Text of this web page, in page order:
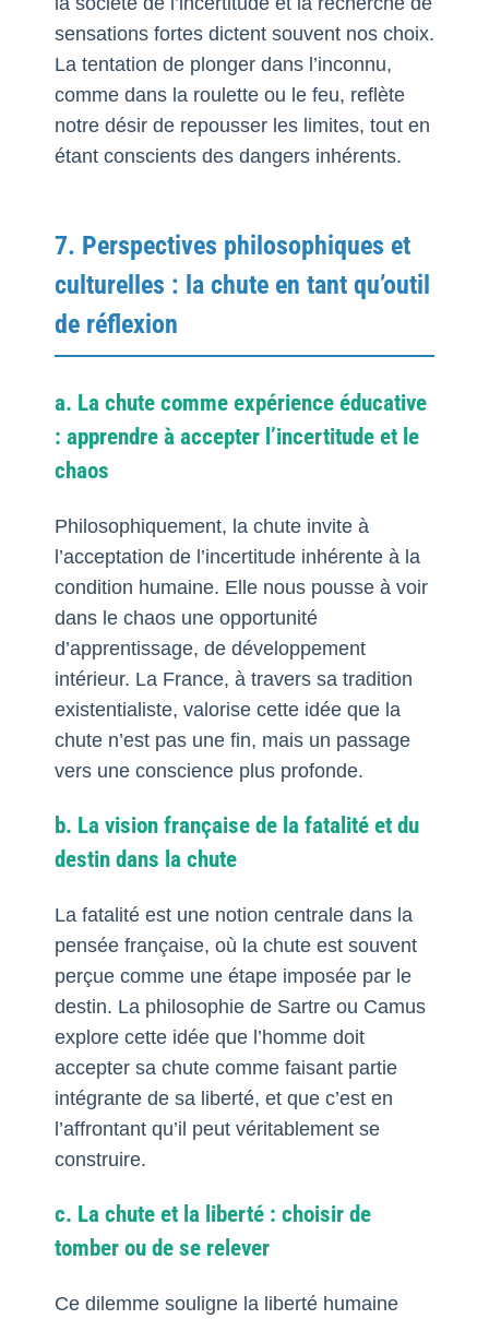
sensations fortes dictent souvent nos choix.
La tentation de plonger dans l’inconnu,
comme dans la roulette ou le feu, reflète
notre désir de repousser les limites, tout en
étant conscients des dangers inhérents.
7. Perspectives philosophiques et
culturelles : la chute en tant qu’outil
de réflexion
a. La chute comme expérience éducative
: apprendre à accepter l’incertitude et le
chaos
Philosophiquement, la chute invite à
l’acceptation de l’incertitude inhérente à la
condition humaine. Elle nous pousse à voir
dans le chaos une opportunité
d’apprentissage, de développement
intérieur. La France, à travers sa tradition
existentialiste, valorise cette idée que la
chute n’est pas une fin, mais un passage
vers une conscience plus profonde.
b. La vision française de la fatalité et du
destin dans la chute
La fatalité est une notion centrale dans la
pensée française, où la chute est souvent
perçue comme une étape imposée par le
destin. La philosophie de Sartre ou Camus
explore cette idée que l’homme doit
accepter sa chute comme faisant partie
intégrante de sa liberté, et que c’est en
l’affrontant qu’il peut véritablement se
construire.
c. La chute et la liberté : choisir de
tomber ou de se relever
Ce dilemme souligne la liberté humaine